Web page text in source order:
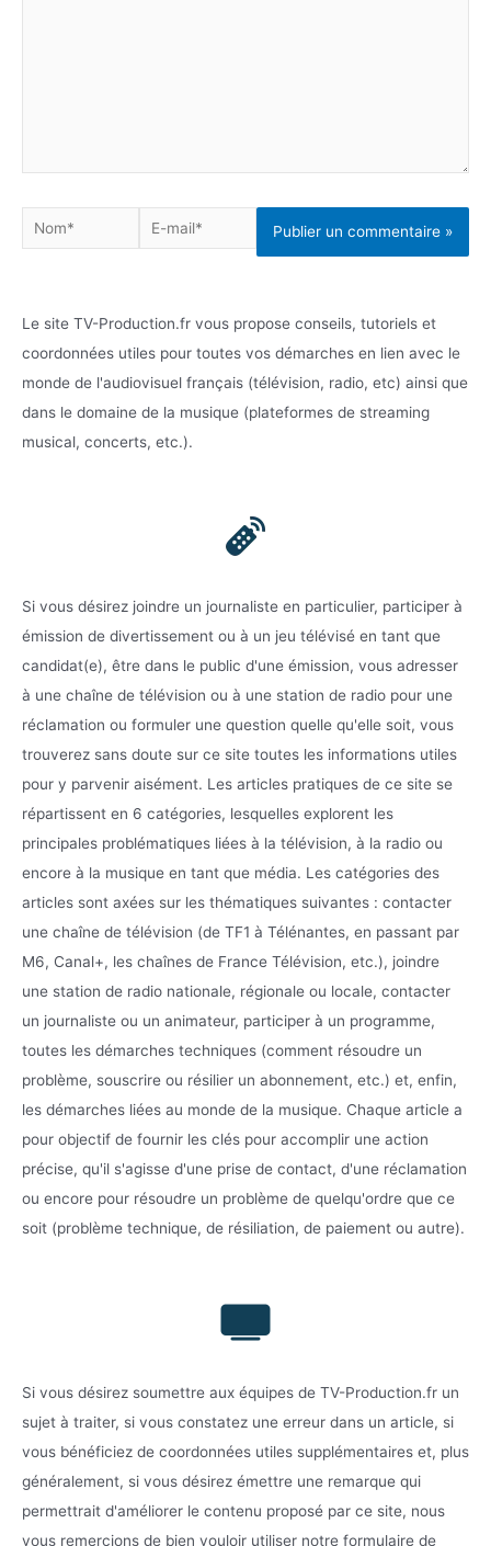
Nom*
E-
mail*
Le site TV-Production.fr vous propose conseils, tutoriels et
coordonnées utiles pour toutes vos démarches en lien avec le
monde de l'audiovisuel français (télévision, radio, etc) ainsi que
dans le domaine de la musique (plateformes de streaming
musical, concerts, etc.).
Si vous désirez joindre un journaliste en particulier, participer à
émission de divertissement ou à un jeu télévisé en tant que
candidat(e), être dans le public d'une émission, vous adresser
à une chaîne de télévision ou à une station de radio pour une
réclamation ou formuler une question quelle qu'elle soit, vous
trouverez sans doute sur ce site toutes les informations utiles
pour y parvenir aisément. Les articles pratiques de ce site se
répartissent en 6 catégories, lesquelles explorent les
principales problématiques liées à la télévision, à la radio ou
encore à la musique en tant que média. Les catégories des
articles sont axées sur les thématiques suivantes : contacter
une chaîne de télévision (de TF1 à Télénantes, en passant par
M6, Canal+, les chaînes de France Télévision, etc.), joindre
une station de radio nationale, régionale ou locale, contacter
un journaliste ou un animateur, participer à un programme,
toutes les démarches techniques (comment résoudre un
problème, souscrire ou résilier un abonnement, etc.) et, enfin,
les démarches liées au monde de la musique. Chaque article a
pour objectif de fournir les clés pour accomplir une action
précise, qu'il s'agisse d'une prise de contact, d'une réclamation
ou encore pour résoudre un problème de quelqu'ordre que ce
soit (problème technique, de résiliation, de paiement ou autre).
Si vous désirez soumettre aux équipes de TV-Production.fr un
sujet à traiter, si vous constatez une erreur dans un article, si
vous bénéficiez de coordonnées utiles supplémentaires et, plus
généralement, si vous désirez émettre une remarque qui
permettrait d'améliorer le contenu proposé par ce site, nous
vous remercions de bien vouloir utiliser notre formulaire de